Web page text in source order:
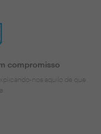
compromisso
nos aquilo de que